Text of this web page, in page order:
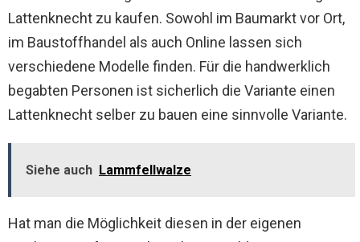
Lattenknecht zu kaufen. Sowohl im Baumarkt vor Ort,
im Baustoffhandel als auch Online lassen sich
verschiedene Modelle finden. Für die handwerklich
begabten Personen ist sicherlich die Variante einen
Lattenknecht selber zu bauen eine sinnvolle Variante.
Siehe auch Lammfellwalze
Hat man die Möglichkeit diesen in der eigenen